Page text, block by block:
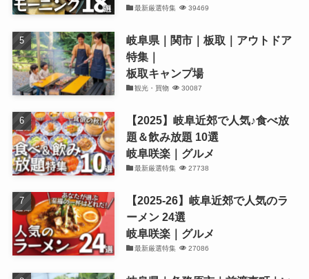
最新厳選特集 39469
岐阜県｜関市｜板取｜アウトドア
特集｜
板取キャンプ場
観光・買物 30087
【2025】岐阜近郊で人気♪食べ放
題＆飲み放題 10選
岐阜咲楽｜グルメ
最新厳選特集 27738
【2025-26】岐阜近郊で人気のラ
ーメン 24選
岐阜咲楽｜グルメ
最新厳選特集 27086